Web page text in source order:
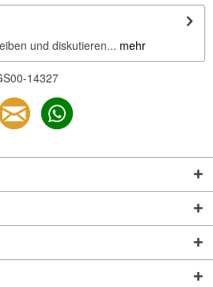
und diskutieren... mehr
14327